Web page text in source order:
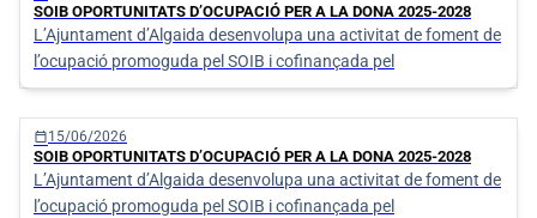
SOIB OPORTUNITATS D’OCUPACIÓ PER A LA DONA 2025-2028
L’Ajuntament d’Algaida desenvolupa una activitat de foment de
l’ocupació promoguda pel SOIB i cofinançada pel
calendar_today15/06/2026
SOIB OPORTUNITATS D’OCUPACIÓ PER A LA DONA 2025-2028
L’Ajuntament d’Algaida desenvolupa una activitat de foment de
l’ocupació promoguda pel SOIB i cofinançada pel